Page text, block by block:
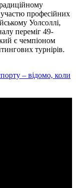
професійних
Уолсоллі,
переміг 49-
є чемпіоном
турнірів.
– відомо, коли